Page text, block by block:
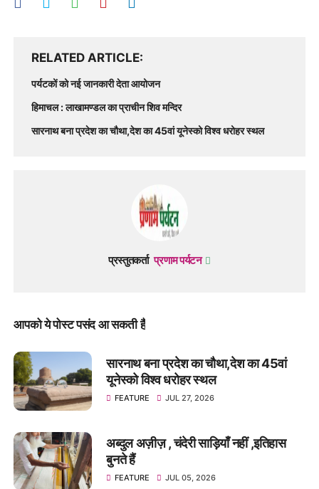
RELATED ARTICLE
पर्यटकों को नई जानकारी देता आयोजन
हिमाचल : लाखामण्डल का प्राचीन शिव मन्दिर
सारनाथ बना प्रदेश का चौथा,देश का 45वां यूनेस्को विश्व धरोहर स्थल
प्रस्तुतकर्ता प्रणाम पर्यटन
आपको ये पोस्ट पसंद आ सकती हैं
सारनाथ बना प्रदेश का चौथा,देश का 45वां
यूनेस्को विश्व धरोहर स्थल
FEATURE JUL 27, 2026
अब्दुल अज़ीज़ , चंदेरी साड़ियाँ नहीं ,इतिहास
बुनते हैं
FEATURE JUL 05, 2026